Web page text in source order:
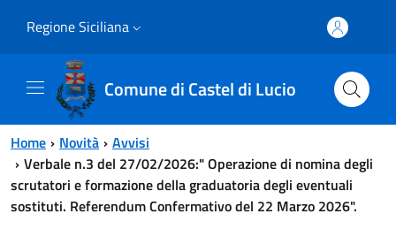
Regione Siciliana
Comune di Castel di Lucio
Home Novità
Avvisi
Verbale n.3 del 27/02/2026:" Operazione di nomina degli
scrutatori e formazione della graduatoria degli eventuali
sostituti. Referendum Confermativo del 22 Marzo 2026".